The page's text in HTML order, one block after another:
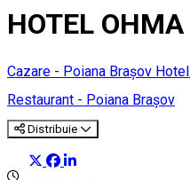
HOTEL OHMA
Cazare - Poiana Brașov Hotel
Restaurant - Poiana Brașov
Distribuie